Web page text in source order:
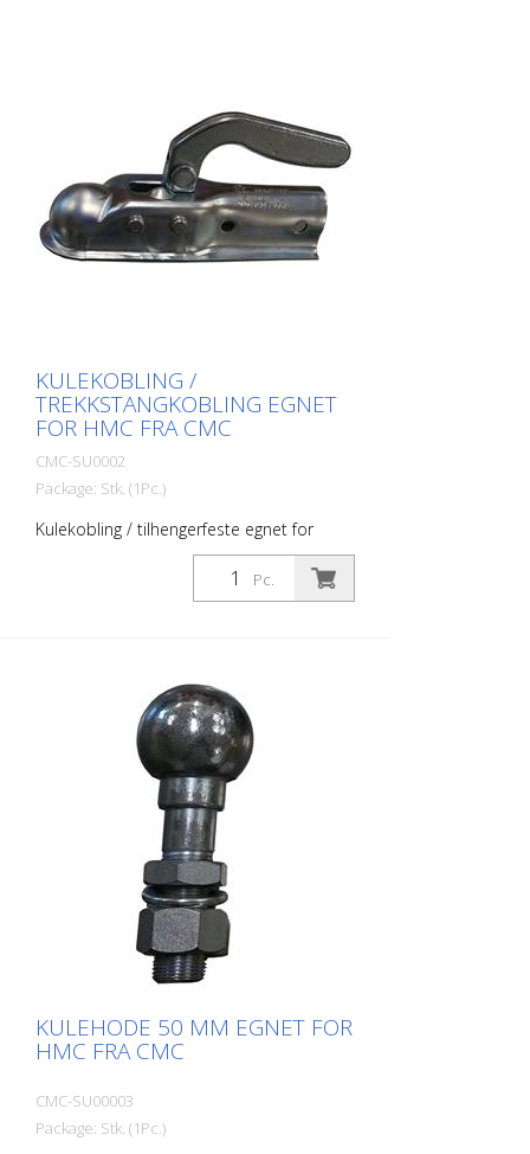
KULEKOBLING /
TREKKSTANGKOBLING EGNET
FOR HMC FRA CMC
CMC-SU0002
Package: Stk. (1Pc.)
Kulekobling / tilhengerfeste egnet for
kulehode 50 mm for CMC HMC.
Pc.
KULEHODE 50 MM EGNET FOR
HMC FRA CMC
CMC-SU00003
Package: Stk. (1Pc.)